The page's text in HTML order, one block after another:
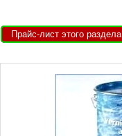
Прайс-лист этого раздела